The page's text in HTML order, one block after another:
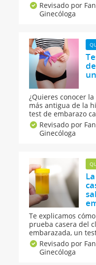
fundamental si
pruebas de
ayudar. Te
Revisado por
Ginecóloga
¿Quieres conocer
más antigua de la
test de embarazo
con un 70 por
casero, además,
del bebé.
Revisado por
Ginecóloga
Te explicamos
prueba casera del
embarazada, un
hacer y que puede
estado de
la confirmación
Revisado por
Ginecóloga